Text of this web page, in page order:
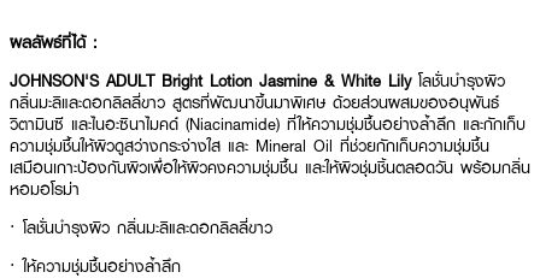
ผลลัพธ์ที่ได้ :
JOHNSON'S ADULT Bright Lotion Jasmine & White Lily โลชั่นบำรุงผิว
กลิ่นมะลิและดอกลิลลี่ขาว สูตรที่พัฒนาขึ้นมาพิเศษ ด้วยส่วนผสมของอนุพันธ์
วิตามินซี และไนอะซินาไมคด์ (Niacinamide) ที่ให้ความชุ่มชื้นอย่างล้ำลึก และกักเก็บ
ความชุ่มชื้นให้ผิวดูสว่างกระจ่างใส และ Mineral Oil ที่ช่วยกักเก็บความชุ่มชื้น
เสมือนเกาะป้องกันผิวเพื่อให้ผิวคงความชุ่มชื้น และให้ผิวชุ่มชิ้นตลอดวัน พร้อมกลิ่น
หอมอโรม่า
· โลชั่นบำรุงผิว กลิ่นมะลิและดอกลิลลี่ขาว
· ให้ความชุ่มชื้นอย่างล้ำลึก